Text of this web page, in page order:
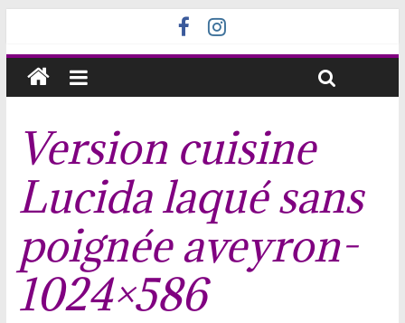
Version cuisine
Lucida laqué sans
poignée aveyron-
1024×586